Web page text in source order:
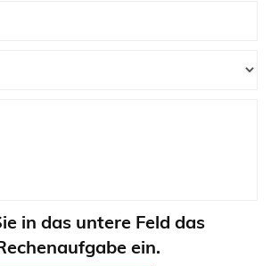
in das untere Feld das
ein.